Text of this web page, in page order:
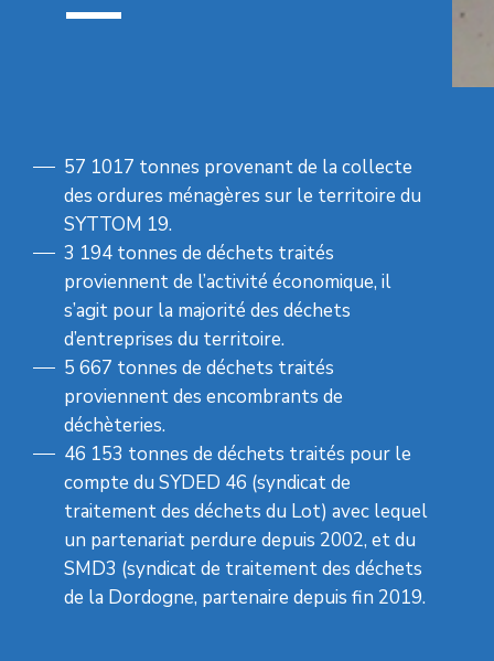
57 1017 tonnes provenant de la collecte
des ordures ménagères sur le territoire du
SYTTOM 19.
3 194 tonnes de déchets traités
proviennent de l’activité économique, il
s’agit pour la majorité des déchets
d’entreprises du territoire.
5 667 tonnes de déchets traités
proviennent des encombrants de
déchèteries.
46 153 tonnes de déchets traités pour le
compte du SYDED 46 (syndicat de
traitement des déchets du Lot) avec lequel
un partenariat perdure depuis 2002, et du
SMD3 (syndicat de traitement des déchets
de la Dordogne, partenaire depuis fin 2019.